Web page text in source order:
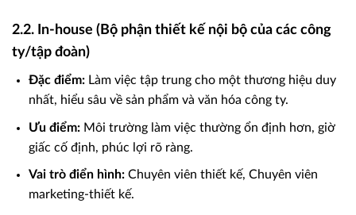
2.2. In-house (Bộ phận thiết kế nội bộ của các công
ty/tập đoàn)
Đặc điểm:Làm việc tập trung cho một thương hiệu duy
nhất, hiểu sâu về sản phẩm và văn hóa công ty.
Ưu điểm:Môi trường làm việc thường ổn định hơn, giờ
giấc cố định, phúc lợi rõ ràng.
Vai trò điển hình:Chuyên viên thiết kế, Chuyên viên
marketing-thiết kế.